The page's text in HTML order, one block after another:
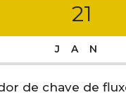
21
JAN
de chave de